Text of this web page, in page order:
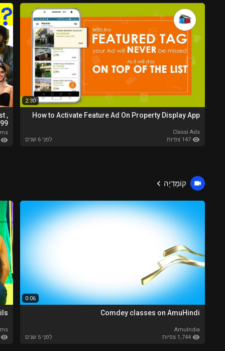
,
2:30
How to Activate Feature Ad On Property Display App
Classi Ads
לִפנֵי 6 שנים
קוֹמֶדִיָה
0:06
Comdey classes on AmuHindi
AmuIndia
לִפנֵי 5 שנים